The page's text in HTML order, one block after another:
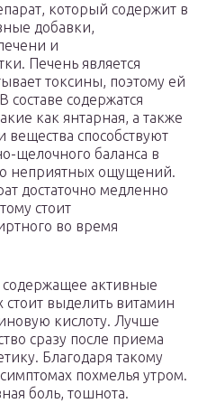
который содержит в
добавки,
и
Печень является
токсины, поэтому ей
содержатся
как янтарная, а также
способствуют
щелочного баланса в
неприятных ощущений.
достаточно медленно
стоит
во время
содержащее активные
стоит выделить витамин
кислоту. Лучше
сразу после приема
Благодаря такому
похмелья утром.
боль, тошнота.